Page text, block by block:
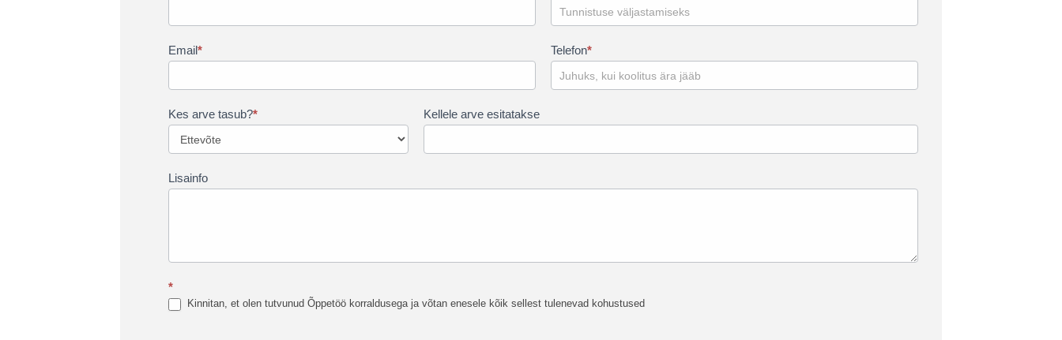
Email* Telefon*
Kes arve tasub?* Kellele arve esitatakse
Lisainfo
*
Kinnitan, et olen tutvunud Õppetöö korraldusega ja võtan enesele kõik sellest tulenevad kohustused